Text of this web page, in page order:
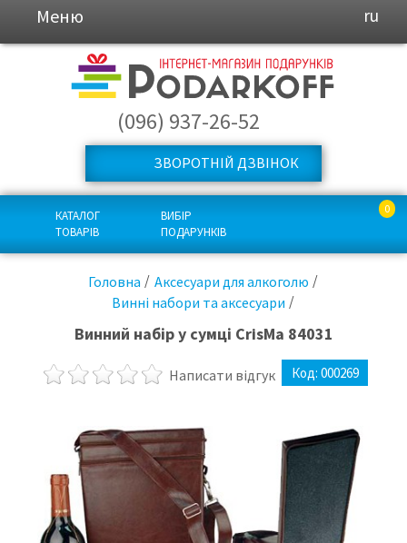
Меню ru
(096) 937-26-52
ЗВОРОТНІЙ ДЗВІНОК
КАТАЛОГ
ТОВАРІВ
ВИБІР
ПОДАРУНКІВ
0
Головна
Аксесуари для алкоголю
Винні набори та аксесуари
Винний набір у сумці CrisMa 84031
Написати відгук Код: 000269